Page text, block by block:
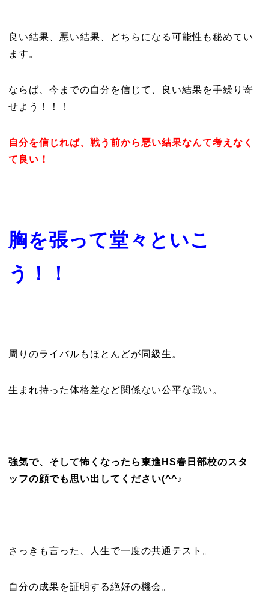
良い結果、悪い結果、どちらになる可能性も秘めてい
ます。
ならば、今までの自分を信じて、良い結果を手繰り寄
せよう！！！
自分を信じれば、戦う前から悪い結果なんて考えなく
て良い！
胸を張って堂々といこ
う！！
周りのライバルもほとんどが同級生。
生まれ持った体格差など関係ない公平な戦い。
強気で、そして怖くなったら東進HS春日部校のスタ
ッフの顔でも思い出してください(^^♪
さっきも言った、人生で一度の共通テスト。
自分の成果を証明する絶好の機会。